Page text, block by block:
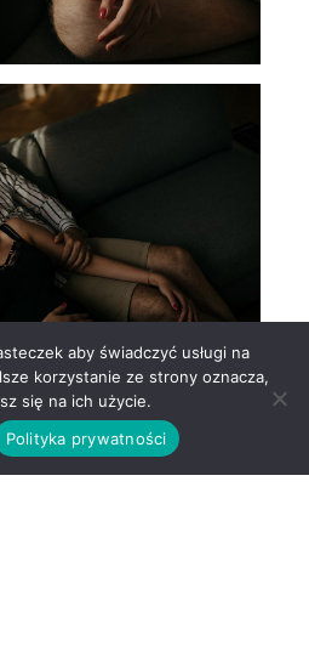
aby świadczyć usługi na
korzystanie ze strony oznacza,
się na ich użycie.
Polityka prywatności